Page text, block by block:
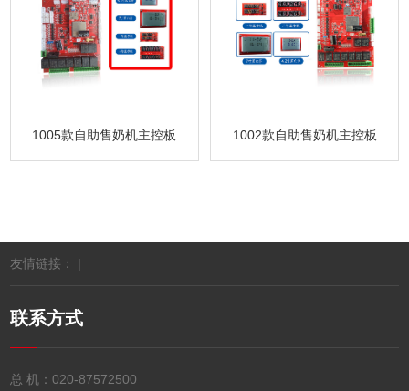
1005款自助售奶机主控板 1002款自助售奶机主控板
友情链接： |
联系方式
总 机：020-87572500